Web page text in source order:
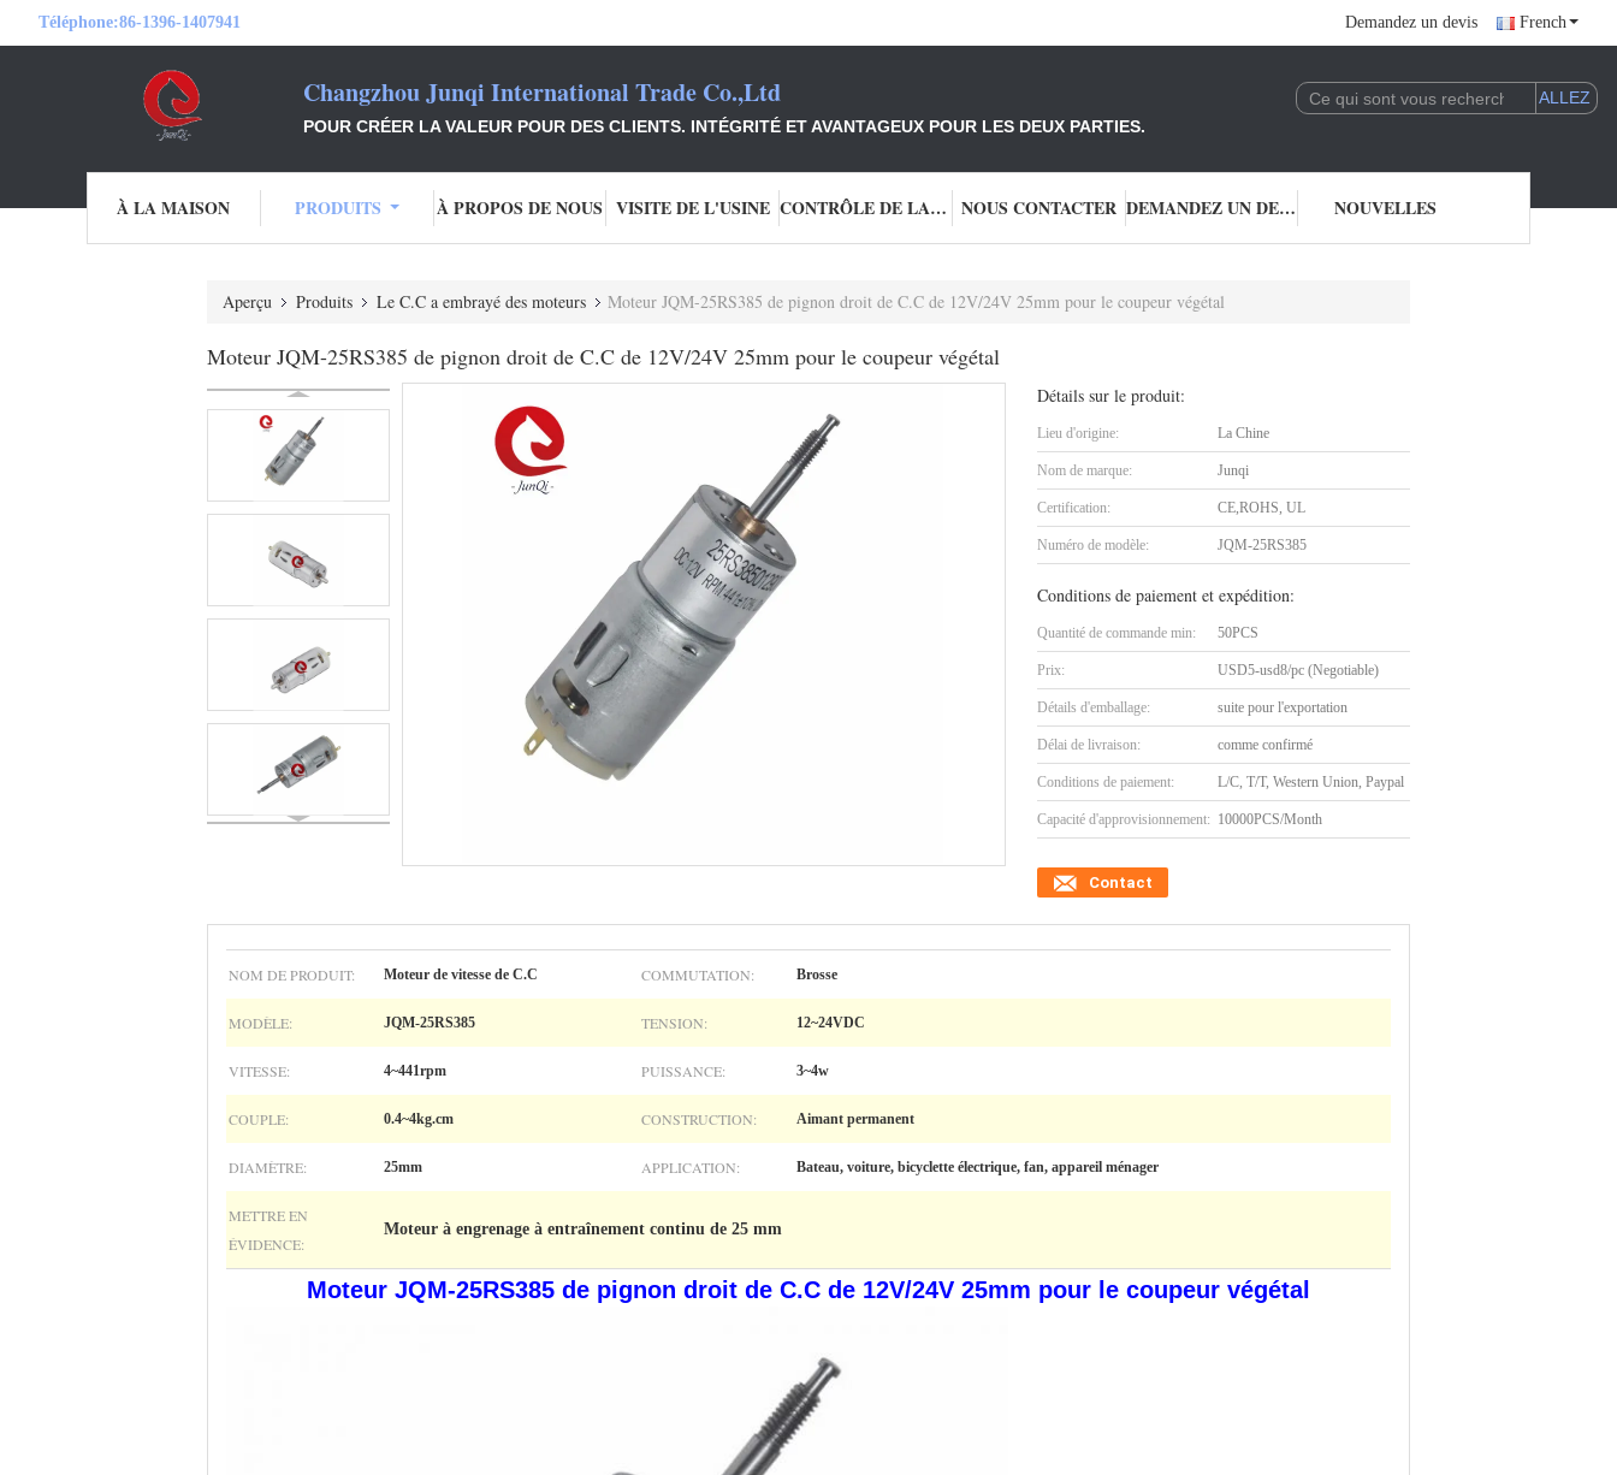
Téléphone:86-1396-1407941 Demandez un devis French
Changzhou Junqi International Trade Co.,Ltd
POUR CRÉER LA VALEUR POUR DES CLIENTS. INTÉGRITÉ ET AVANTAGEUX POUR LES DEUX PARTIES.
À LA MAISON PRODUITS À PROPOS DE NOUS VISITE DE L'USINE CONTRÔLE DE LA QUALITÉ NOUS CONTACTER DEMANDEZ UN DEVIS NOUVELLES
Aperçu Produits Le C.C a embrayé des moteurs Moteur JQM-25RS385 de pignon droit de C.C de 12V/24V 25mm pour le coupeur végétal
Moteur JQM-25RS385 de pignon droit de C.C de 12V/24V 25mm pour le coupeur végétal
Détails sur le produit:
Lieu d'origine: La Chine
Nom de marque: Junqi
Certification: CE,ROHS, UL
Numéro de modèle: JQM-25RS385
Conditions de paiement et expédition:
Quantité de commande min: 50PCS
Prix: USD5-usd8/pc (Negotiable)
Détails d'emballage: suite pour l'exportation
Délai de livraison: comme confirmé
Conditions de paiement: L/C, T/T, Western Union, Paypal
Capacité d'approvisionnement: 10000PCS/Month
Contact
NOM DE PRODUIT: Moteur de vitesse de C.C COMMUTATION: Brosse
MODÈLE: JQM-25RS385 TENSION: 12~24VDC
VITESSE: 4~441rpm PUISSANCE: 3~4w
COUPLE: 0.4~4kg.cm CONSTRUCTION: Aimant permanent
DIAMÈTRE: 25mm APPLICATION: Bateau, voiture, bicyclette électrique, fan, appareil ménager
METTRE EN
ÉVIDENCE:
Moteur à engrenage à entraînement continu de 25 mm
Moteur JQM-25RS385 de pignon droit de C.C de 12V/24V 25mm pour le coupeur végétal